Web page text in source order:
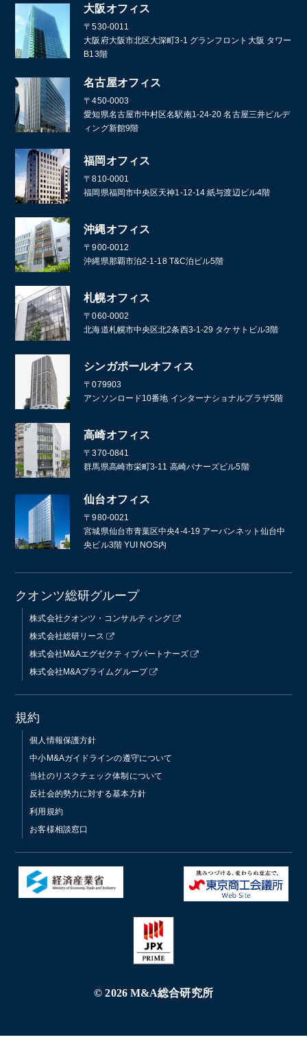
大阪オフィス
〒530-0011
大阪府大阪市北区大深町3-1 グランフロント大阪 タワー
B13階
名古屋オフィス
〒450-0003
愛知県名古屋市中村区名駅南1-24-20 名古屋三井ビルデ
ィング新館9階
福岡オフィス
〒810-0001
福岡県福岡市中央区天神1-12-14 紙与渡辺ビル4階
沖縄オフィス
〒900-0012
沖縄県那覇市泊2-1-18 T&C泊ビル5階
札幌オフィス
〒060-0002
北海道札幌市中央区北2条西3-1-29 タケサトビル3階
シンガポールオフィス
〒079903
アンソンロード10番地 インターナショナルプラザ5階
高崎オフィス
〒370-0841
群馬県高崎市栄町3-11 高崎バナーズビル5階
仙台オフィス
〒980-0021
宮城県仙台市青葉区中央4-4-19 アーバンネット仙台中
央ビル3階 YUI NOS内
クオンツ総研グループ
株式会社クオンツ・コンサルティング
株式会社総研リース
株式会社M&Aエグゼクティブパートナーズ
株式会社M&Aプライムグループ
規約
個人情報保護方針
中小M&Aガイドラインの遵守について
当社のリスクチェック体制について
反社会的勢力に対する基本方針
利用規約
お客様相談窓口
© 2026 M&A総合研究所